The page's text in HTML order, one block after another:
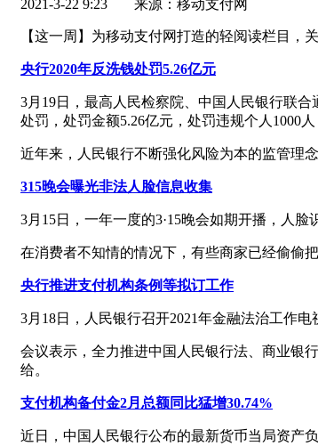
2021-3-22 9:23 来源：移动支付网
【这一周】为移动支付网打造的轻阅读栏目，
央行2020年反洗钱处罚5.26亿元
3月19日，最高人民检察院、中国人民银行联
处罚，处罚金额5.26亿元，处罚违规个人1000人
近年来，人民银行不断强化风险为本的监管理
315晚会曝光非法人脸信息收集
3月15日，一年一度的3·15晚会如期开播，人脸
在消费者不知情的情况下，有些商家已经偷偷
央行推进支付机构条例等拟订工作
3月18日，人民银行召开2021年金融法治工作电
会议表示，全力推进中国人民银行法、商业银
给。
支付机构备付金2月总额同比猛增30.74%
近日，中国人民银行公布的最新货币当局资产